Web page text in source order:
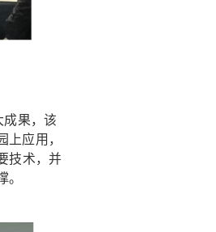
果，该
应用，
技术，并